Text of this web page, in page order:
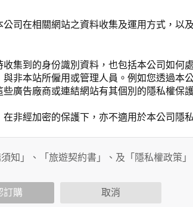
司在相關網站之資料收集及運用方式，以
集到的身份識別資料，也包括本公司如何
非本站所僱用或管理人員。例如您透過本
廣告廠商或連結網站有其個別的隱私權保
非經加密的保護下，亦不適用於本公司隱
資料，其範圍如下：
IP 位址、使用時間、使用的瀏覽器、瀏覽
知」、「旅遊契約書」、及「隱私權政策」
訂購 取消